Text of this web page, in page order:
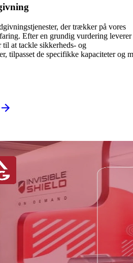
der trækker på vores
Efter en grundig vurdering
at tackle sikkerheds- og
tilpasset de specifikke kapaciteter og